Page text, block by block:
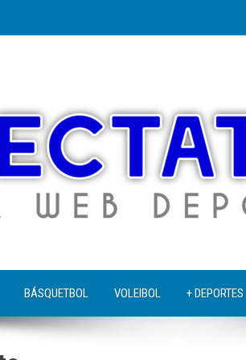
BÁSQUETBOL VOLEIBOL + DEPORTES